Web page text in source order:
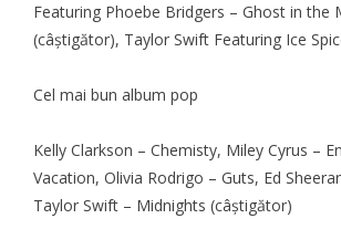
Featuring Phoebe Bridgers – Ghost in the
(câştigător), Taylor Swift Featuring Ice
Cel mai bun album pop
Kelly Clarkson – Chemisty, Miley Cyrus –
Vacation, Olivia Rodrigo – Guts, Ed
Taylor Swift – Midnights (câştigător)